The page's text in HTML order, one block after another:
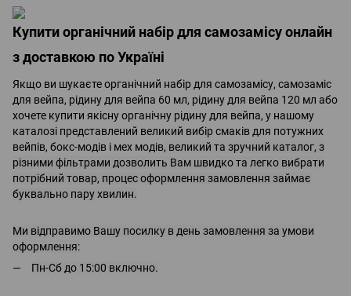
Купити органічний набір для самозамісу онлайн
з доставкою по Україні
Якщо ви шукаєте органічний набір для самозамісу, самозаміс
для вейпа, рідину для вейпа 60 мл, рідину для вейпа 120 мл або
хочете купити якісну органічну рідину для вейпа, у нашому
каталозі представлений великий вибір смаків для потужних
вейпів, бокс-модів і мех модів, великий та зручний каталог, з
різними фільтрами дозволить Вам швидко та легко вибрати
потрібний товар, процес оформлення замовлення займає
буквально пару хвилин.
Ми відправимо Вашу посилку в день замовлення за умови
оформлення:
Пн-Сб до 15:00 включно.